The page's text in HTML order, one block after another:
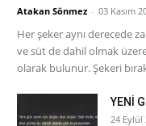
Atakan Sönmez - 03 Kasım
Her şeker aynı derecede
ve süt de dahil olmak
olarak bulunur. Şekeri
YENİ
24 Eylül